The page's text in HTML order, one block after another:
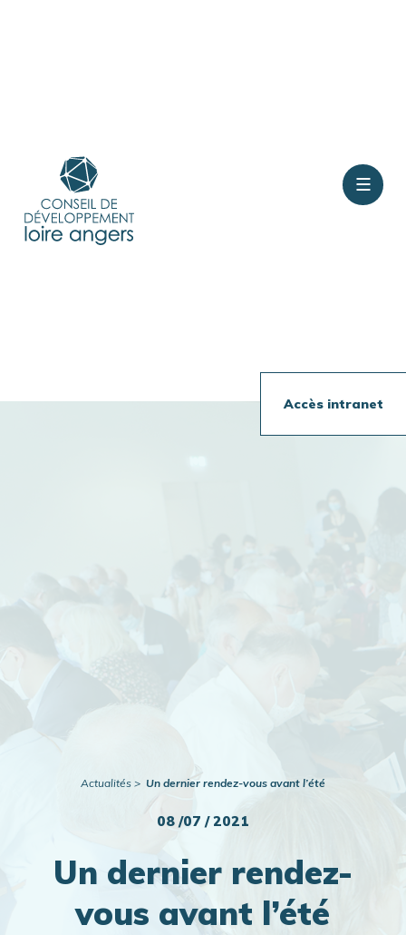
Accès intranet
Actualités Un dernier rendez-vous avant l’été
08 /07 / 2021
Un dernier rendez-
vous avant l’été